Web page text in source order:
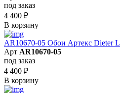
под заказ
4 400 ₽
В корзину
AR10670-05 Обои Артекс Dieter
Арт AR10670-05
под заказ
4 400 ₽
В корзину